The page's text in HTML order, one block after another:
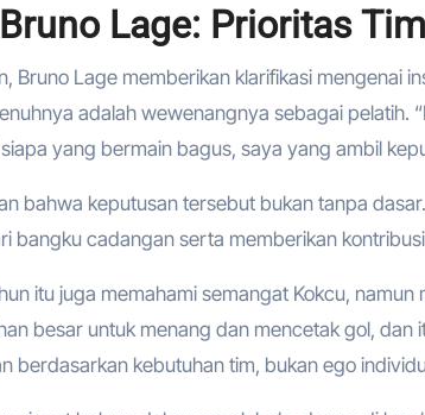
Lage: Prioritas
Bruno Lage memberikan klarifikasi mengenai
adalah wewenangnya sebagai pelatih.
yang bermain bagus, saya yang ambil
bahwa keputusan tersebut bukan tanpa
bangku cadangan serta memberikan
itu juga memahami semangat Kokcu,
besar untuk menang dan mencetak gol, dan
berdasarkan kebutuhan tim, bukan ego